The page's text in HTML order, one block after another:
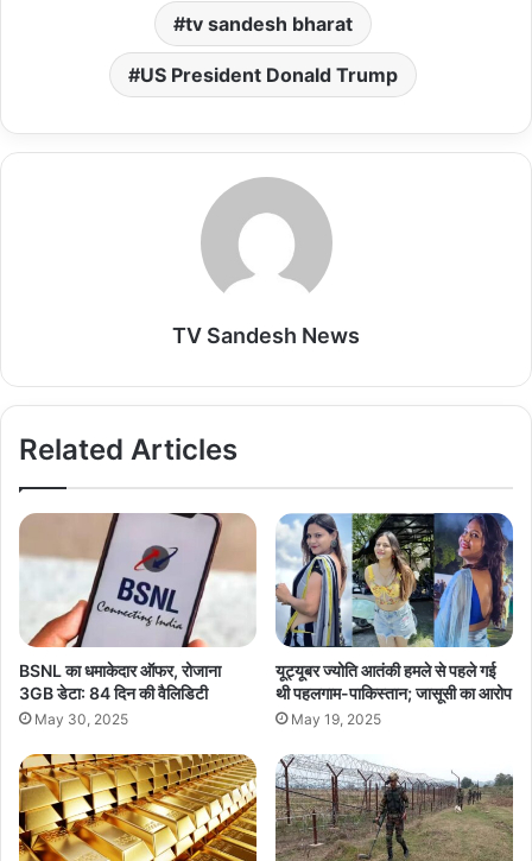
tv sandesh bharat
US President Donald Trump
TV Sandesh News
Related Articles
BSNL का धमाकेदार ऑफर, रोजाना
3GB डेटा: 84 दिन की वैलिडिटी
May 30, 2025
यूट्यूबर ज्योति आतंकी हमले से पहले गई
थी पहलगाम-पाकिस्तान; जासूसी का आरोप
May 19, 2025